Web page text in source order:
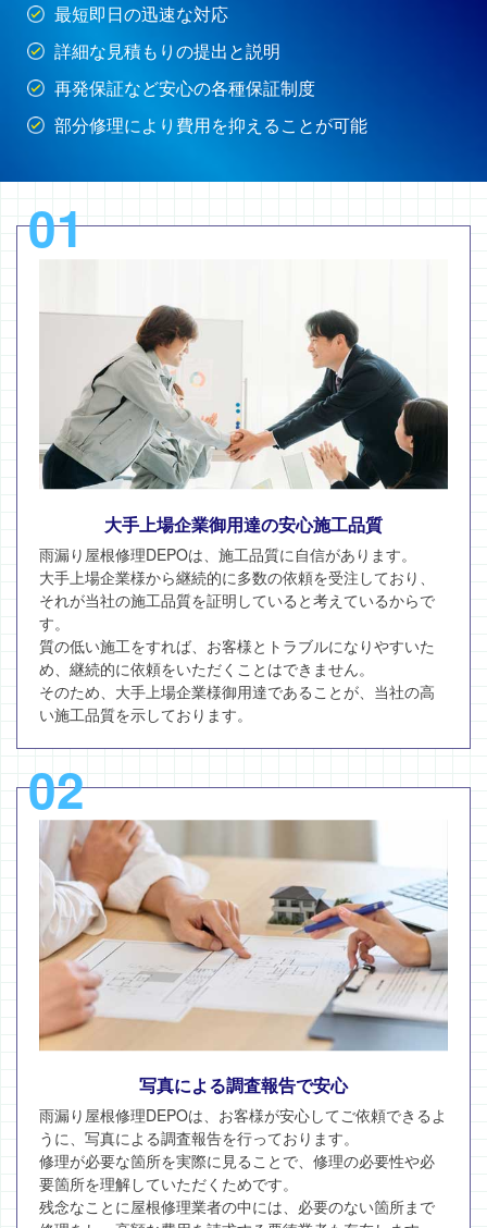
最短即日の迅速な対応
詳細な見積もりの提出と説明
再発保証など安心の各種保証制度
部分修理により費用を抑えることが可能
01
大手上場企業御用達の安心施工品質
雨漏り屋根修理DEPOは、施工品質に自信があります。
大手上場企業様から継続的に多数の依頼を受注しており、
それが当社の施工品質を証明していると考えているからで
す。
質の低い施工をすれば、お客様とトラブルになりやすいた
め、継続的に依頼をいただくことはできません。
そのため、大手上場企業様御用達であることが、当社の高
い施工品質を示しております。
02
写真による調査報告で安心
雨漏り屋根修理DEPOは、お客様が安心してご依頼できるよ
うに、写真による調査報告を行っております。
修理が必要な箇所を実際に見ることで、修理の必要性や必
要箇所を理解していただくためです。
残念なことに屋根修理業者の中には、必要のない箇所まで